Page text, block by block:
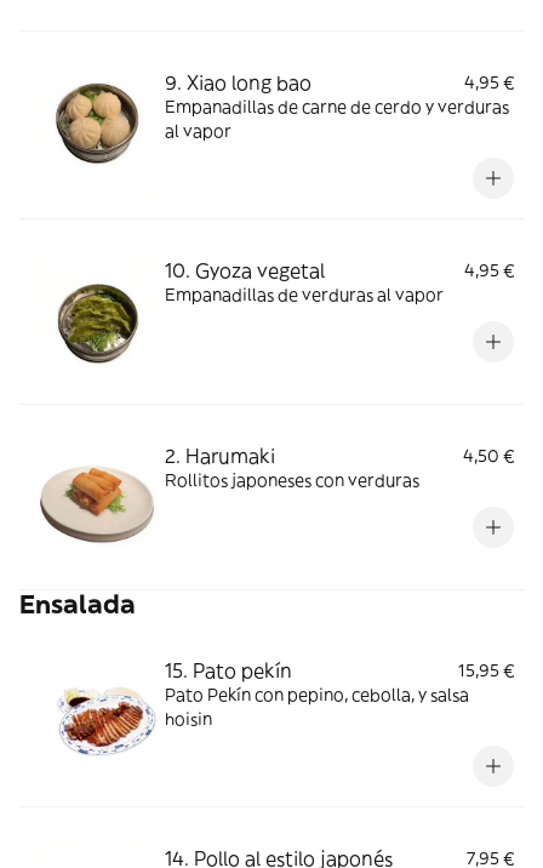
9. Xiao long bao
4,95 €
Empanadillas de carne de cerdo y verduras
al vapor
10. Gyoza vegetal
4,95 €
Empanadillas de verduras al vapor
2. Harumaki
4,50 €
Rollitos japoneses con verduras
Ensalada
15. Pato pekín
15,95 €
Pato Pekín con pepino, cebolla, y salsa
hoisin
14. Pollo al estilo japonés
7,95 €